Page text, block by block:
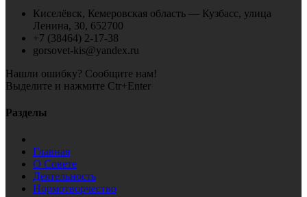
Киселёвск, Кемеровская область — Кузбасс, улица
Ленина, 30, 652700
+7 (38464) 2-17-38
gorsovet-kis@yandex.ru
Нашли ошибку? Сообщите нам!
Выделите и нажмите Ctr+Enter
Разделы
Главная
О Совете
Деятельность
Нормотворчество